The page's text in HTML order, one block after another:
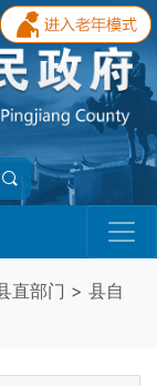
直部门 > 县自